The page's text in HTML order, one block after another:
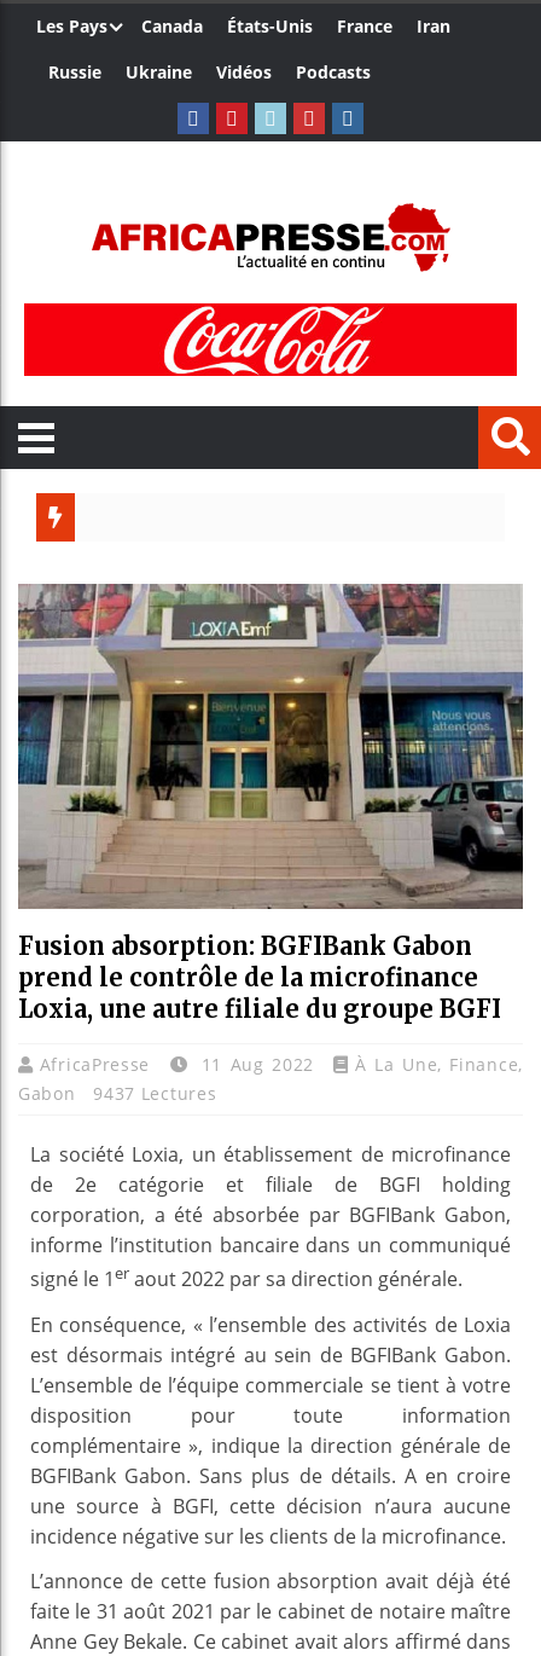
Les Pays Canada États-Unis France
Iran
Russie
Ukraine Vidéos Podcasts
Bénin :
Fusion absorption: BGFIBank Gabon
prend le contrôle de la microfinance
Loxia, une autre filiale du groupe BGFI
AfricaPresse 11 Aug 2022 À La Une, Finance,
Gabon
9437 Lectures
La société Loxia, un établissement de microfinance
de 2e catégorie et filiale de BGFI holding
corporation, a été absorbée par BGFIBank Gabon,
informe l’institution bancaire dans un communiqué
signé le 1er aout 2022 par sa direction générale.
En conséquence, « l’ensemble des activités de Loxia
est désormais intégré au sein de BGFIBank Gabon.
L’ensemble de l’équipe commerciale se tient à votre
disposition pour toute information
complémentaire », indique la direction générale de
BGFIBank Gabon. Sans plus de détails. A en croire
une source à BGFI, cette décision n’aura aucune
incidence négative sur les clients de la microfinance.
L’annonce de cette fusion absorption avait déjà été
faite le 31 août 2021 par le cabinet de notaire maître
Anne Gey Bekale. Ce cabinet avait alors affirmé dans